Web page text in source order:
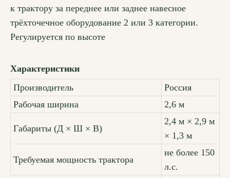
к трактору за переднее или заднее навесное
трёхточечное оборудование 2 или 3 категории.
Регулируется по высоте
Характеристики
Производитель
Россия
Рабочая ширина
2,6 м
Габариты (Д × Ш × В)
2,4 м × 2,9 м
× 1,3 м
Требуемая мощность трактора
не более 150
л.с.